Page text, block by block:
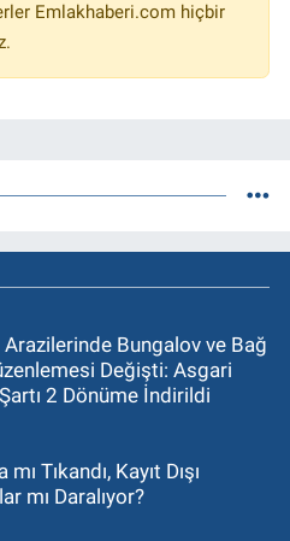
Emlakhaberi.com hiçbir
Arazilerinde Bungalov ve Bağ
Değişti: Asgari
2 Dönüme İndirildi
mı Tıkandı, Kayıt Dışı
mı Daralıyor?